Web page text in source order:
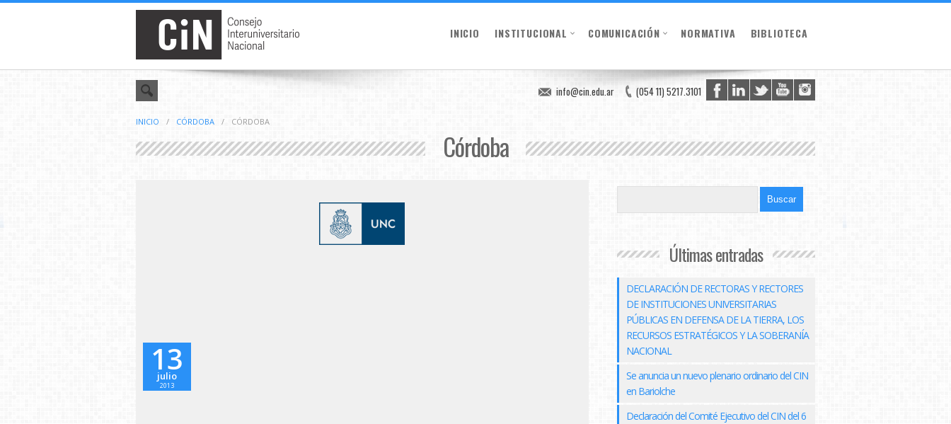
INICIO INSTITUCIONAL COMUNICACIÓN NORMATIVA BIBLIOTECA
(054 11) 5217.3101
info@cin.edu.ar
INICIO / CÓRDOBA / CÓRDOBA
Córdoba
13
julio
2013
Últimas entradas
DECLARACIÓN DE RECTORAS Y RECTORES
DE INSTITUCIONES UNIVERSITARIAS
PÚBLICAS EN DEFENSA DE LA TIERRA, LOS
RECURSOS ESTRATÉGICOS Y LA SOBERANÍA
NACIONAL
Se anuncia un nuevo plenario ordinario del CIN
en Bariolche
Declaración del Comité Ejecutivo del CIN del 6